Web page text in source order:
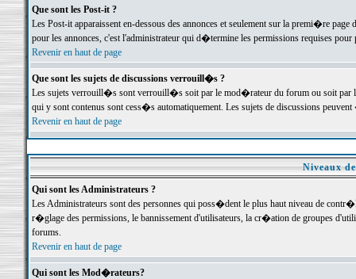
Que sont les Post-it ?
Les Post-it apparaissent en-dessous des annonces et seulement sur la premi�re
pour les annonces, c'est l'administrateur qui d�termine les permissions requises pour
Revenir en haut de page
Que sont les sujets de discussions verrouill�s ?
Les sujets verrouill�s sont verrouill�s soit par le mod�rateur du forum ou soit par
qui y sont contenus sont cess�s automatiquement. Les sujets de discussions
Revenir en haut de page
Niveaux
Qui sont les Administrateurs ?
Les Administrateurs sont des personnes qui poss�dent le plus haut niveau de
r�glage des permissions, le bannissement d'utilisateurs, la cr�ation de groupes
forums.
Revenir en haut de page
Qui sont les Mod�rateurs?